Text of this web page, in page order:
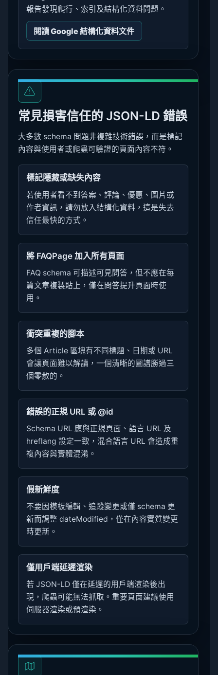
報告發現爬行、索引及結構化資料問題。
閱讀 Google 結構化資料文件
常見損害信任的 JSON-LD 錯誤
大多數 schema 問題非複雜技術錯誤，而是標記
內容與使用者或爬蟲可驗證的頁面內容不符。
標記隱藏或缺失內容
若使用者看不到答案、評論、優惠、圖片或
作者資訊，請勿放入結構化資料，這是失去
信任最快的方式。
將 FAQPage 加入所有頁面
FAQ schema 可描述可見問答，但不應在每
篇文章複製貼上，僅在問答提升頁面時使
用。
衝突重複的腳本
多個 Article 區塊有不同標題、日期或 URL
會讓頁面難以解讀，一個清晰的圖譜勝過三
個零散的。
錯誤的正規 URL 或 @id
Schema URL 應與正規頁面、語言 URL 及
hreflang 設定一致，混合語言 URL 會造成重
複內容與實體混淆。
假新鮮度
不要因模板編輯、追蹤變更或僅 schema 更
新而調整 dateModified，僅在內容實質變更
時更新。
僅用戶端延遲渲染
若 JSON-LD 僅在延遲的用戶端渲染後出
現，爬蟲可能無法抓取。重要頁面建議使用
伺服器渲染或預渲染。